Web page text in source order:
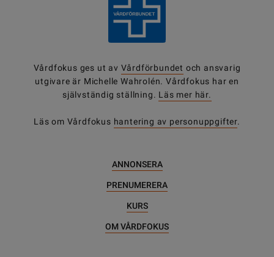
Vårdfokus ges ut av Vårdförbundet och ansvarig
utgivare är Michelle Wahrolén. Vårdfokus har en
självständig ställning. Läs mer här.
Läs om Vårdfokus hantering av personuppgifter.
ANNONSERA
PRENUMERERA
KURS
OM VÅRDFOKUS